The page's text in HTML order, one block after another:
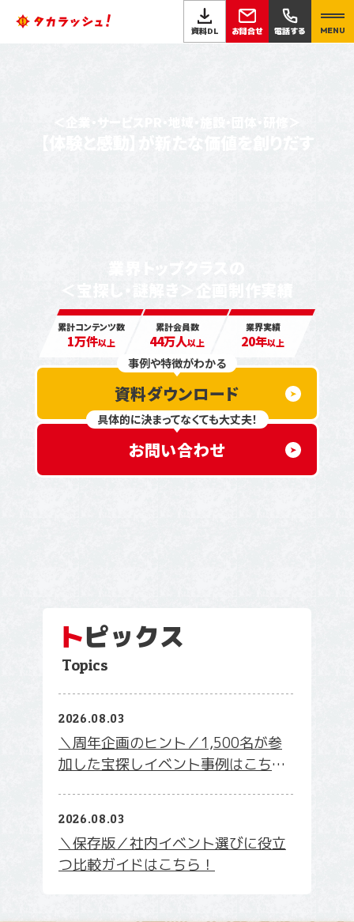
資料DL お問合せ 電話する MENU
累計コンテンツ数
1万件以上
累計会員数
44万人以上
業界実績
20年以上
事例や特徴がわかる
資料ダウンロード
具体的に決まってなくても大丈夫！
お問い合わせ
トピックス
Topics
2026.08.03
＼周年企画のヒント／1,500名が参
加した宝探しイベント事例はこち
2026.08.03
＼保存版／社内イベント選びに役立
つ比較ガイドはこちら！